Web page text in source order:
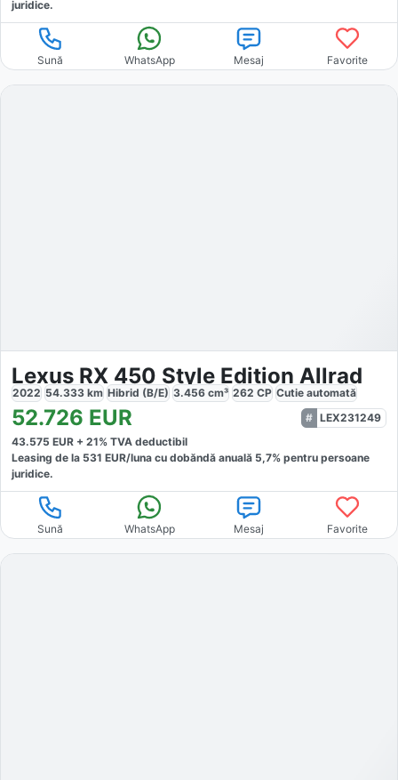
juridice.
Sună WhatsApp Mesaj Favorite
Lexus RX 450 Style Edition Allrad
2022 54.333 km Hibrid (B/E) 3.456 cm³ 262 CP Cutie automată
52.726 EUR
LEX231249
43.575 EUR + 21% TVA deductibil
Leasing de la 531 EUR/luna cu dobăndă anuală 5,7% pentru persoane
juridice.
Sună WhatsApp Mesaj Favorite